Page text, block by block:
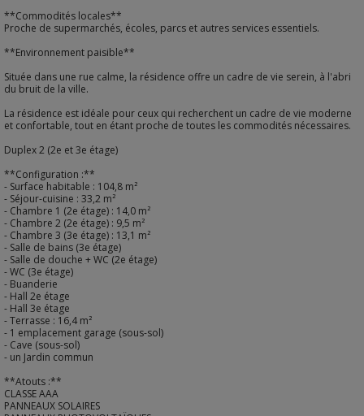
**Commodités locales**
Proche de supermarchés, écoles, parcs et autres services essentiels.
**Environnement paisible**
Située dans une rue calme, la résidence offre un cadre de vie serein, à l'abri
du bruit de la ville.
La résidence est idéale pour ceux qui recherchent un cadre de vie moderne
et confortable, tout en étant proche de toutes les commodités nécessaires.
Duplex 2 (2e et 3e étage)
**Configuration :**
- Surface habitable : 104,8 m²
- Séjour-cuisine : 33,2 m²
- Chambre 1 (2e étage) : 14,0 m²
- Chambre 2 (2e étage) : 9,5 m²
- Chambre 3 (3e étage) : 13,1 m²
- Salle de bains (3e étage)
- Salle de douche + WC (2e étage)
- WC (3e étage)
- Buanderie
- Hall 2e étage
- Hall 3e étage
- Terrasse : 16,4 m²
- 1 emplacement garage (sous-sol)
- Cave (sous-sol)
- un Jardin commun
**Atouts :**
CLASSE AAA
PANNEAUX SOLAIRES